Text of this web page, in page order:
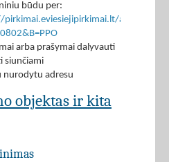
būdu per:
app/rfq/
arba prašymai dalyvauti
siunčiami
nurodytu adresu
objektas ir kita